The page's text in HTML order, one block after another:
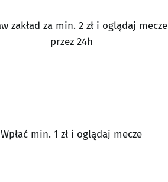
zakład za min. 2 zł i oglądaj mecze
przez 24h
Wpłać min. 1 zł i oglądaj mecze